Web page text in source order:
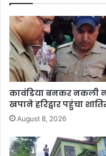
कावंडिया बनकर नकली
खपाने हरिद्वार पहुंचा
August 8, 2026